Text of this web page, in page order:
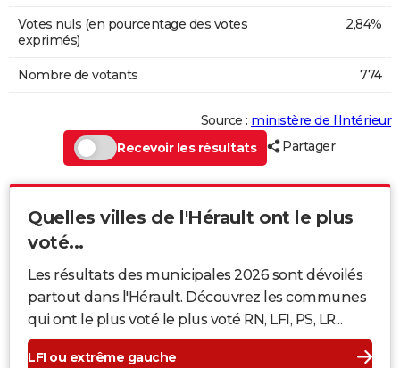
Votes nuls (en pourcentage des votes
exprimés)
2,84%
Nombre de votants 774
Source : ministère de l’Intérieur
Recevoir les résultats
Partager
Quelles villes de l'Hérault ont le plus
voté...
Les résultats des municipales 2026 sont dévoilés
partout dans l'Hérault. Découvrez les communes
qui ont le plus voté le plus voté RN, LFI, PS, LR...
LFI ou extrême gauche